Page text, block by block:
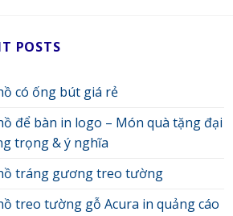
POSTS
có ống bút giá rẻ
để bàn in logo – Món quà tặng đại
trọng & ý nghĩa
tráng gương treo tường
treo tường gỗ Acura in quảng cáo